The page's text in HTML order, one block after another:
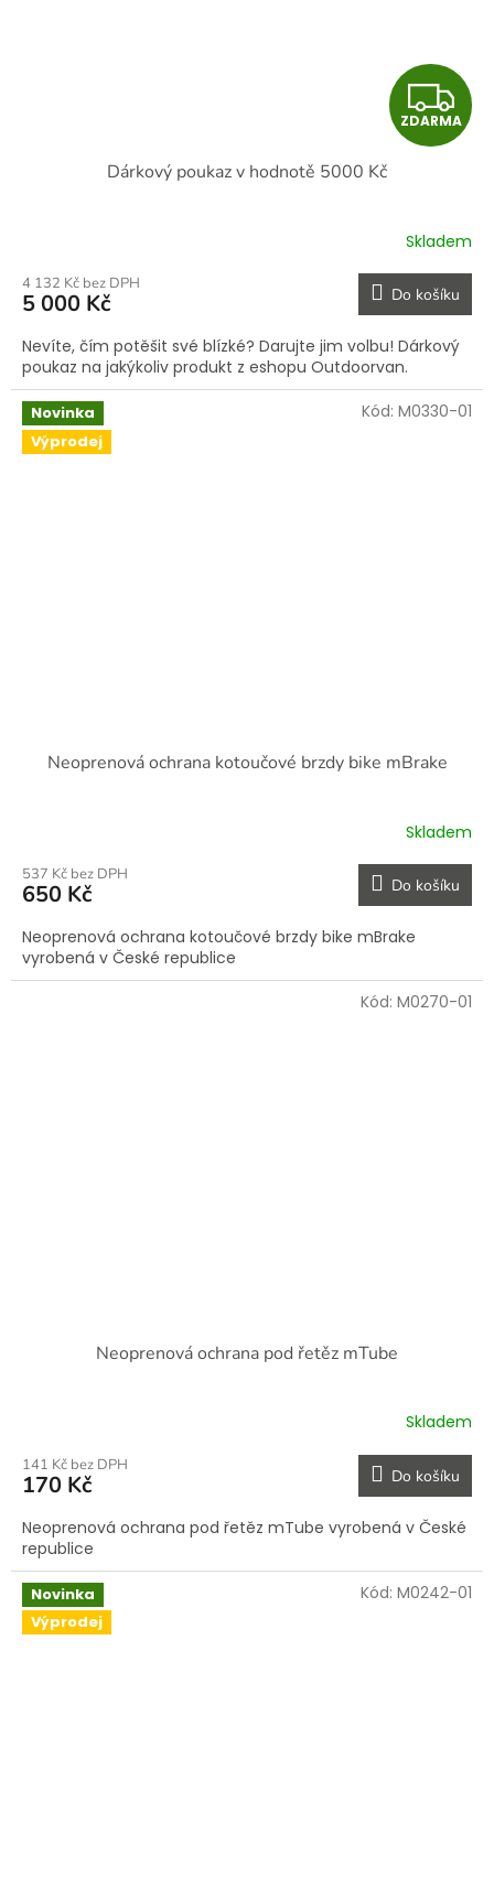
Z
D
R
M
A
ZDARMA
Dárkový poukaz v hodnotě 5000 Kč
Skladem
4 132 Kč bez DPH
5 000 Kč Do košíku
Nevíte, čím potěšit své blízké? Darujte jim volbu! Dárkový
poukaz na jakýkoliv produkt z eshopu Outdoorvan.
Novinka
Výprodej
Neoprenová ochrana kotoučové brzdy bike mBrake
Skladem
537 Kč bez DPH
650 Kč Do košíku
Neoprenová ochrana kotoučové brzdy bike mBrake
vyrobená v České republice
Kód: M0330-01
Neoprenová ochrana pod řetěz mTube
Skladem
141 Kč bez DPH
170 Kč Do košíku
Neoprenová ochrana pod řetěz mTube vyrobená v České
republice
Kód: M0270-01
Novinka
Výprodej
Kód: M0242-01